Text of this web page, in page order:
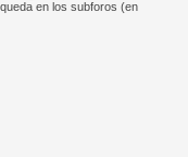
en los subforos (en